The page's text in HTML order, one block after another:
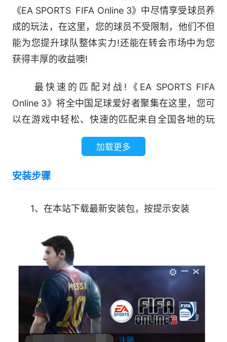
《EA SPORTS FIFA Online 3》中尽情享受球员养
成的玩法，在这里，您的球员不受限制，他们不但
能为您提升球队整体实力!还能在转会市场中为您
获得丰厚的收益噢!
最快速的匹配对战!《EA SPORTS FIFA
Online 3》将全中国足球爱好者聚集在这里，您可
以在游戏中轻松、快速的匹配来自全国各地的玩
家，组队对战？1对1切磋？与您一起挑战电脑？想
怎么玩，就怎么玩!
作为《EA SPORTS FIFA Online 3》隆重推出
度。在经理人模式中，您不需亲自操作比赛，您只
策略，即可完成比赛。
经理人模式是个相对轻松的玩法，相比传统的
操作对抗，布阵与临场调度将成为经理人模式的精
软件特色
加载更多
安装步骤
1、在本站下载最新安装包，按提示安装